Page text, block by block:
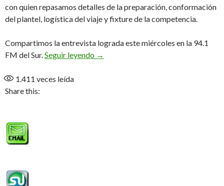
con quien repasamos detalles de la preparación, conformación
del plantel, logística del viaje y fixture de la competencia.
Compartimos la entrevista lograda este miércoles en la 94.1
FM del Sur.Seguir leyendo «Este viernes a la madrugada
→
1.411 veces leída
Share this: